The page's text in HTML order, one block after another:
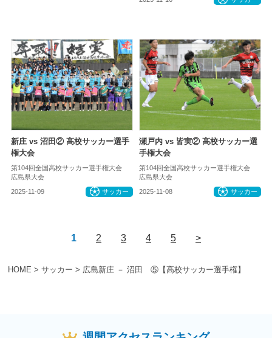
HOME > サッカー > 広島新庄 － 沼田 ⑤【高校サッカー選手権】
新庄 vs 沼田② 高校サッカー選手
権大会
第104回全国高校サッカー選手権大会
広島県大会
2025-11-09 サッカー
瀬戸内 vs 皆実② 高校サッカー選
手権大会
第104回全国高校サッカー選手権大会
広島県大会
2025-11-08 サッカー
1 2 3 4 5 >